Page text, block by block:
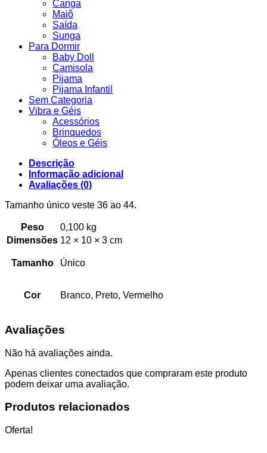
Canga
Maiô
Saída
Sunga
Para Dormir
Baby Doll
Camisola
Pijama
Pijama Infantil
Sem Categoria
Vibra e Géis
Acessórios
Brinquedos
Óleos e Géis
Descrição
Informação adicional
Avaliações (0)
Tamanho único veste 36 ao 44.
Peso
0,100 kg
Dimensões 12 × 10 × 3 cm
Tamanho Único
Cor Branco, Preto, Vermelho
Avaliações
Não há avaliações ainda.
Apenas clientes conectados que compraram este produto
podem deixar uma avaliação.
Produtos relacionados
Oferta!